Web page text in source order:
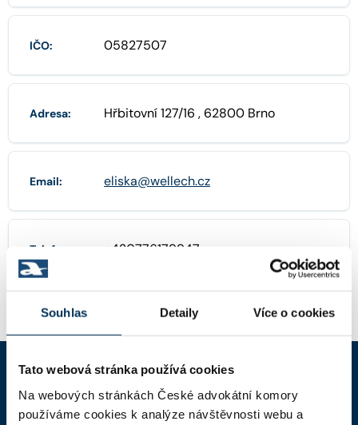
Souhlas Detaily Více o cookies
Tato webová stránka používá cookies
Na webových stránkách České advokátní komory
používáme cookies k analýze návštěvnosti webu a
IČO: 05827507
Adresa: Hřbitovní 127/16 , 62800 Brno
Email: eliska@wellech.cz
Telefon: +420776179947
ČAK